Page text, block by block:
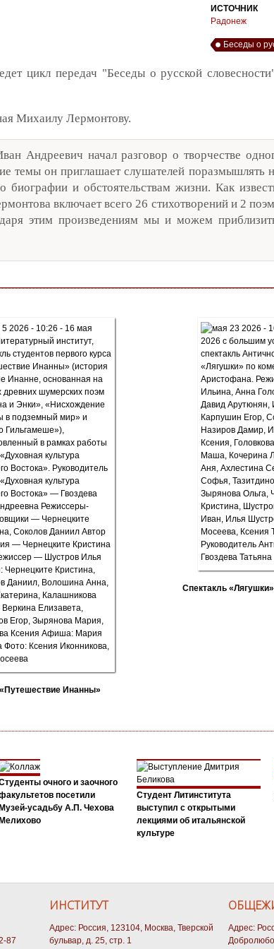
ИСТОЧНИК
Радонеж
Беседы о
цикл передач "Беседы о русской
Михаилу Лермонтову.
Андреевич начал разговор о творчестве
он приглашает слушателей поразмышлять
биографии и обстоятельствам жизни. Как
включает всего 26 стихотворений и 2
этим произведениям мы и можем
Инанны»
Спектакль
очного и заочного
посетили
усадьбу А.П. Чехова
Студент Литинститута
выступил с открытыми
лекциями об итальянской
культуре
87
ИНСТИТУТ
Адрес: Россия, 123104, Москва, Тверской
бульвар, д. 25, стр. 1
Адрес: